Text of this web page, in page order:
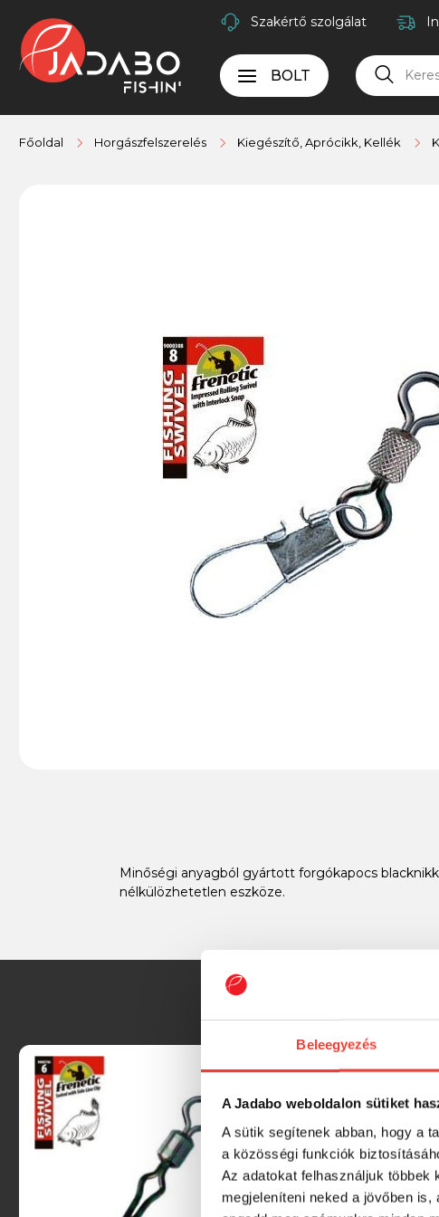
Beleegyezés
A Jadabo weboldalon sütiket
A sütik segítenek abban, hogy a
a közösségi funkciók
Az adatokat felhasználjuk többek
megjeleníteni neked a jövőben
Szakértő szolgálat
BOLT
Főoldal Horgászfelszerelés Kiegészítő, Aprócikk, Kellék
Minőségi anyagból gyártott forgókapocs
nélkülözhetetlen eszköze.